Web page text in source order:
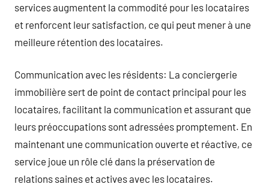
services augmentent la commodité pour les locataires
et renforcent leur satisfaction, ce qui peut mener à une
meilleure rétention des locataires.
Communication avec les résidents: La conciergerie
immobilière sert de point de contact principal pour les
locataires, facilitant la communication et assurant que
leurs préoccupations sont adressées promptement. En
maintenant une communication ouverte et réactive, ce
service joue un rôle clé dans la préservation de
relations saines et actives avec les locataires.